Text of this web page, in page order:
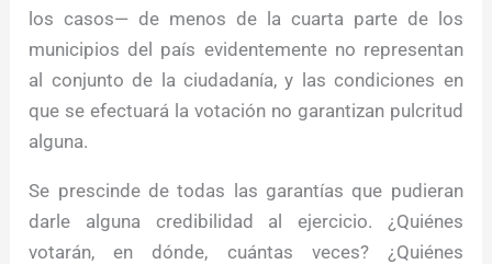
los casos— de menos de la cuarta parte de los
municipios del país evidentemente no representan
al conjunto de la ciudadanía, y las condiciones en
que se efectuará la votación no garantizan pulcritud
alguna.
Se prescinde de todas las garantías que pudieran
darle alguna credibilidad al ejercicio. ¿Quiénes
votarán, en dónde, cuántas veces? ¿Quiénes